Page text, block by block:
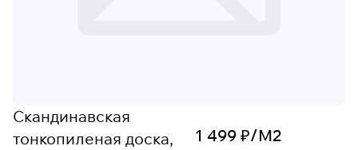
Скандинавская
тонкопиленая доска,
1 499 ₽/М2